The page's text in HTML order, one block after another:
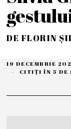
DE FLORIN
19 DECEMBRIE
CITIȚI ÎN 5 DE